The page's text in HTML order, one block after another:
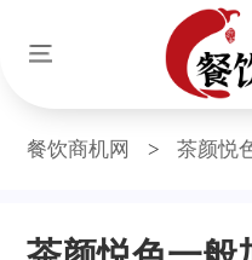
餐饮商机网 > 茶颜悦